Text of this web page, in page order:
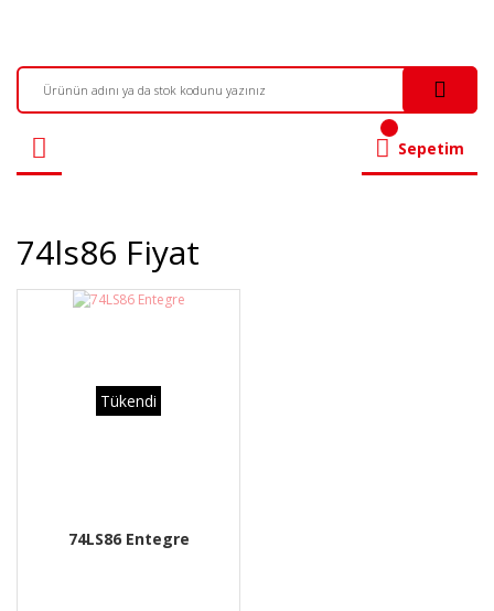
Sepetim
74ls86 Fiyat
Tükendi
74LS86 Entegre